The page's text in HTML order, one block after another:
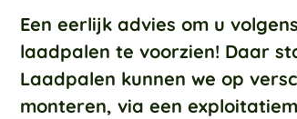
Een eerlijk advies om u
laadpalen te voorzien! Daar
Laadpalen kunnen we op
monteren, via een